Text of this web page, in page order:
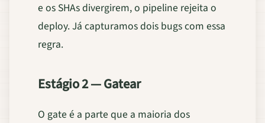
e os SHAs divergirem, o pipeline rejeita o
deploy. Já capturamos dois bugs com essa
regra.
Estágio 2 — Gatear
O gate é a parte que a maioria dos